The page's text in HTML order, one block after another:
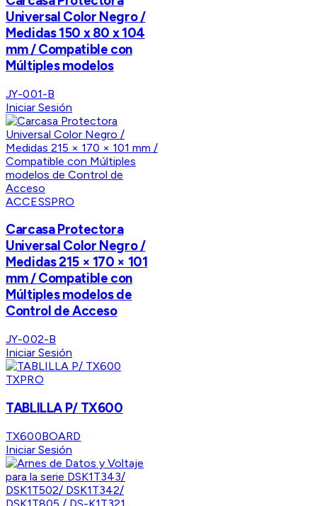
Universal Color Negro /
Medidas 150 x 80 x 104
mm / Compatible con
Múltiples modelos
JY-001-B
Iniciar Sesión
ACCESSPRO
Carcasa Protectora
Universal Color Negro /
Medidas 215 × 170 × 101
mm / Compatible con
Múltiples modelos de
Control de Acceso
JY-002-B
Iniciar Sesión
TXPRO
TABLILLA P/ TX600
TX600BOARD
Iniciar Sesión